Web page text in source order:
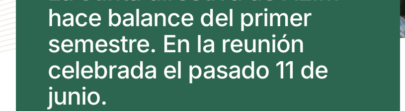
hace balance del primer
semestre. En la reunión
celebrada el pasado 11 de
junio.